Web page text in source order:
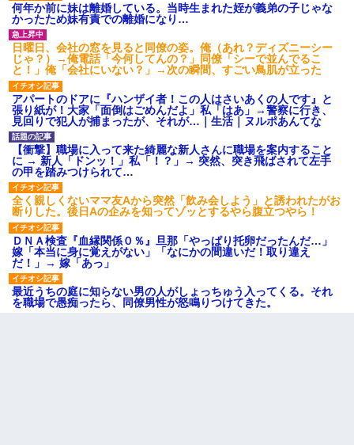
何年か前に妹は離婚している。当時生まれた姪が義弟の子じゃな
かったため妹有責での離婚になり…
日曜日、会社の窓を見ると同僚の姿。俺（あれ？ディズニーシー
じゃ？）→俺電話「今何してんの？」同僚「シーで並んでるこ
と！」俺「会社にいない？」→次の瞬間、すごい鳥肌が立った
アパートのドアに『ハンザイ者！この人はさいあくの人です』と
張り紙が！大家「面倒はごめんだよ」私「はあ」→警察に行き、
見回りで犯人が捕まったが、それが…｜生活｜ヌルポあんてな
【衝撃】職場に入って来た綺麗な新人さんに職場を案内すること
に → 新人「ドンッ！」私「！？」→ 突然、突き飛ばされて左手
の甲を踏みつけられて…
全く親しくないママ友Aから突然「飲み会しよう」と誘われたがお
断りした。後日Aの企みを知ってゾッとするやら腹立つやら！
ＤＮＡ検査『血縁関係０％』旦那「やっぱり托卵だったんだ…」
嫁「本当に身に覚えがない」「なにかの間違いだ！取り違え
だ！」→ 嫁「あっ」
最近うちの庭に知らない男の人がしょっちゅう入ってくる。それ
を職場で愚痴ったら、同僚男性が怒鳴りつけてきた。